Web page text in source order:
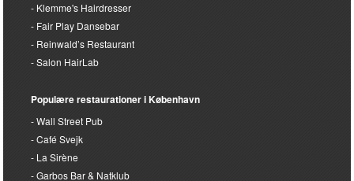
Klemme's Hairdresser
Fair Play Dansebar
Reinwald’s Restaurant
Salon HairLab
Populære restaurationer i København
Wall Street Pub
Café Svejk
La Sirène
Garbos Bar & Natklub